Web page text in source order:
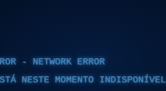
- NETWORK ERROR
NESTE MOMENTO INDISPONÍVEL